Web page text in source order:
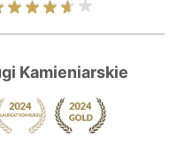
Kamieniarskie